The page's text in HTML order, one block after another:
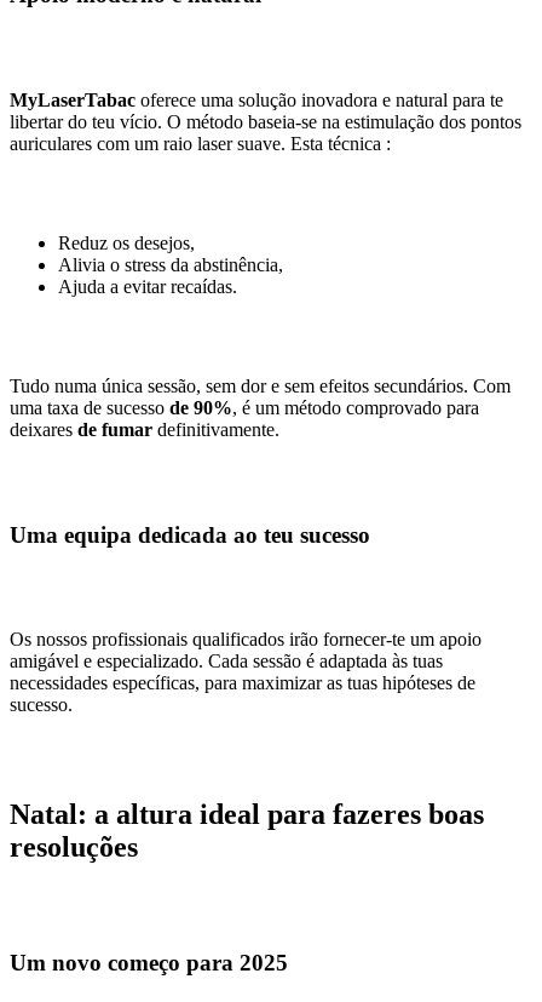
MyLaserTabac oferece uma solução inovadora e natural para te
libertar do teu vício. O método baseia-se na estimulação dos pontos
auriculares com um raio laser suave. Esta técnica :
Reduz os desejos,
Alivia o stress da abstinência,
Ajuda a evitar recaídas.
Tudo numa única sessão, sem dor e sem efeitos secundários. Com
uma taxa de sucesso de 90%, é um método comprovado para
deixares de fumar definitivamente.
Uma equipa dedicada ao teu sucesso
Os nossos profissionais qualificados irão fornecer-te um apoio
amigável e especializado. Cada sessão é adaptada às tuas
necessidades específicas, para maximizar as tuas hipóteses de
sucesso.
Natal: a altura ideal para fazeres boas
resoluções
Um novo começo para 2025